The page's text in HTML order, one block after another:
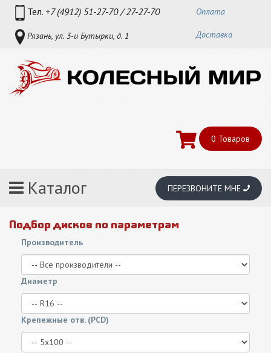
Тел. +7 (4912) 51-27-70 / 27-27-70
Рязань, ул. 3-и Бутырки, д. 1
Оплата
Доставка
0 Товаров
Каталог ПЕРЕЗВОНИТЕ МНЕ
Подбор дисков по параметрам
Производитель
Диаметр
Крепежные отв. (PCD)